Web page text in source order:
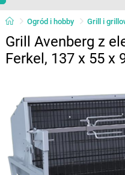
Ogród i hobby Grill i
Grill Avenberg z
Ferkel, 137 x 55 x